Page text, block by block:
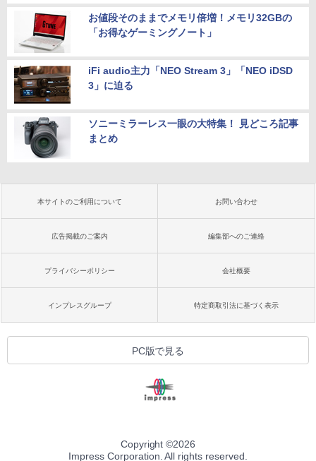
お値段そのままでメモリ倍増！メモリ32GBの
「お得なゲーミングノート」
iFi audio主力「NEO Stream 3」「NEO iDSD
3」に迫る
ソニーミラーレス一眼の大特集！ 見どころ記事
まとめ
本サイトのご利用について お問い合わせ
広告掲載のご案内 編集部へのご連絡
プライバシーポリシー 会社概要
インプレスグループ 特定商取引法に基づく表示
PC版で見る
Copyright ©2026
Impress Corporation. All rights reserved.